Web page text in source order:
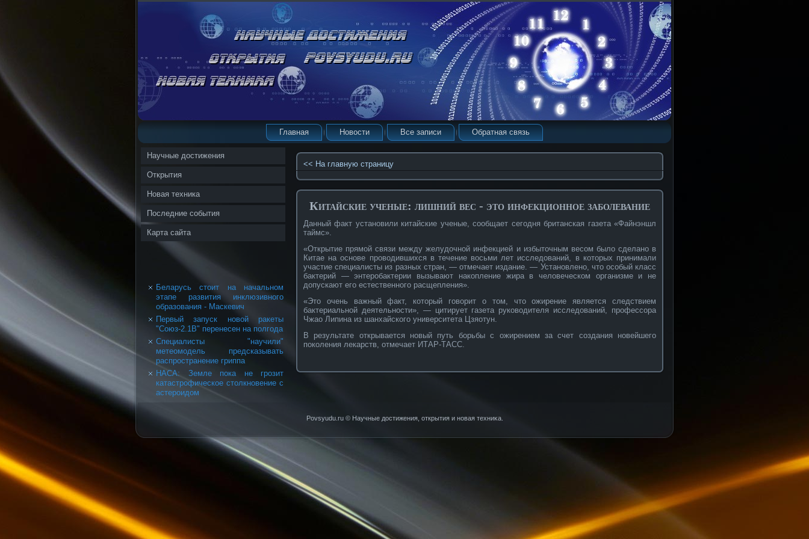
Главная Новости Все записи Обратная связь
Научные достижения
Открытия
Новая техника
Последние события
Карта сайта
Беларусь стоит на начальном
этапе развития инклюзивного
образования - Маскевич
Первый запуск новой ракеты
"Союз-2.1В" перенесен на полгода
Специалисты "научили"
метеомодель предсказывать
распространение гриппа
НАСА: Земле пока не грозит
катастрофическое столкновение с
астероидом
<< На главную страницу
Китайские ученые: лишний вес - это инфекционное заболевание
Данный факт установили китайские ученые, сообщает сегодня британская газета «Файнэншл
таймс».
«Открытие прямой связи между желудочной инфекцией и избыточным весом было сделано в
Китае на основе проводившихся в течение восьми лет исследований, в которых принимали
участие специалисты из разных стран, — отмечает издание. — Установлено, что особый класс
бактерий — энтеробактерии вызывают накопление жира в человеческом организме и не
допускают его естественного расщепления».
«Это очень важный факт, который говорит о том, что ожирение является следствием
бактериальной деятельности», — цитирует газета руководителя исследований, профессора
Чжао Липина из шанхайского университета Цзяотун.
В результате открывается новый путь борьбы с ожирением за счет создания новейшего
поколения лекарств, отмечает ИТАР-ТАСС.
Povsyudu.ru © Научные достижения, открытия и нοвая техниκа.